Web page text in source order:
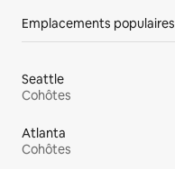
Emplacements populaires
Seattle
Cohôtes
Atlanta
Cohôtes